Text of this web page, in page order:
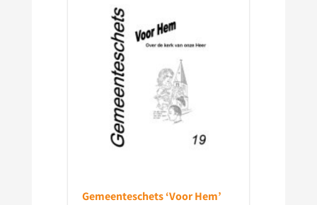
Gemeenteschets ‘Voor Hem’